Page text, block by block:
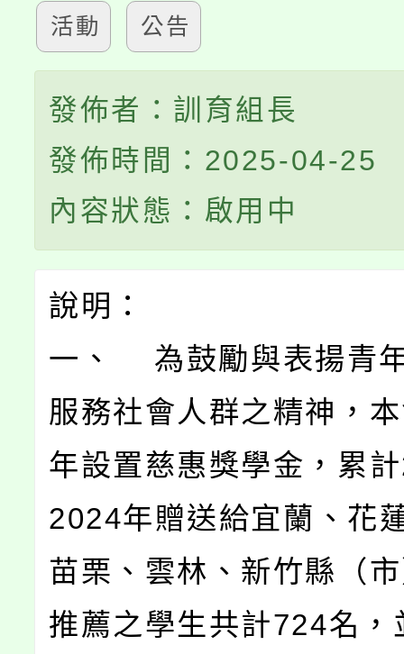
活動 公告
發佈者：訓育組長
發佈時間：2025-04-25
內容狀態：啟用中
說明：
一、 為鼓勵與表揚青
服務社會人群之精神，
年設置慈惠獎學金，累
2024年贈送給宜蘭、花
苗栗、雲林、新竹縣（
推薦之學生共計724名，